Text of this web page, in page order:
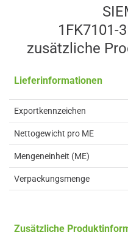
1FK7101-
zusätzliche
Lieferinformationen
Exportkennzeichen
Nettogewicht pro ME
Mengeneinheit (ME)
Verpackungsmenge
Zusätzliche